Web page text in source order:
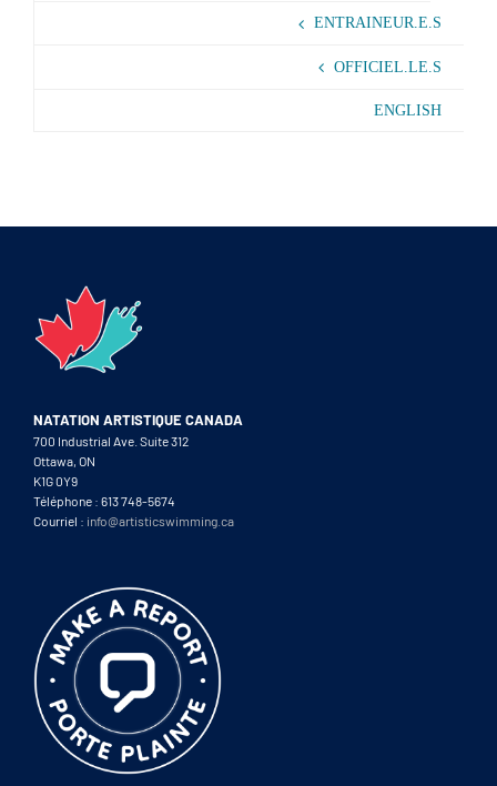
ENTRAINEUR.E.S
OFFICIEL.LE.S
ENGLISH
NATATION ARTISTIQUE CANADA
700 Industrial Ave. Suite 312
Ottawa, ON
K1G 0Y9
Téléphone : 613 748-5674
Courriel : info@artisticswimming.ca